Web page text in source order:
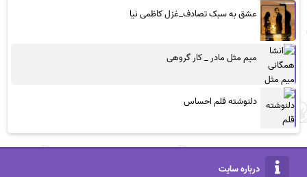
عشق به سبک تصادف_غزل کاظمی نیا
میم مثل مادر _ کار گروهی
دلنوشته قلم احساس
درباره سایت